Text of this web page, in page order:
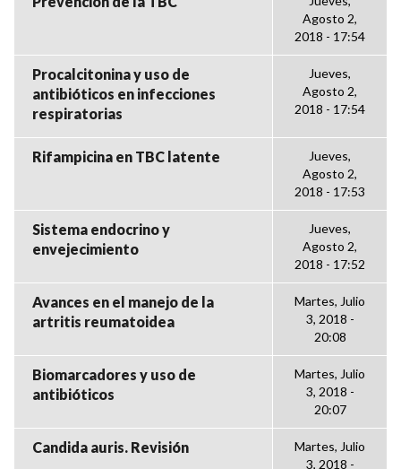
Agosto 2,
2018 - 17:54
Procalcitonina y uso de
antibióticos en infecciones
respiratorias
Jueves,
Agosto 2,
2018 - 17:54
Rifampicina en TBC latente
Jueves,
Agosto 2,
2018 - 17:53
Sistema endocrino y
envejecimiento
Jueves,
Agosto 2,
2018 - 17:52
Avances en el manejo de la
artritis reumatoidea
Martes, Julio
3, 2018 -
20:08
Biomarcadores y uso de
antibióticos
Martes, Julio
3, 2018 -
20:07
Candida auris. Revisión
Martes, Julio
3, 2018 -